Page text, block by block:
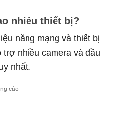
nhiêu thiết bị?
năng mạng và thiết bị
nhiều camera và đầu
nhất.